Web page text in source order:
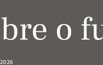
o